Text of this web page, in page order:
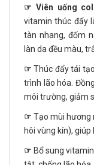
☞ Viên uống
vitamin thúc đẩy
tàn nhang, đốm
làn da đều màu,
☞Thúc đẩy tái
trình lão hóa.
môi trường, giảm
☞ Tạo mùi hương
hôi vùng kín),
☞ Bổ sung